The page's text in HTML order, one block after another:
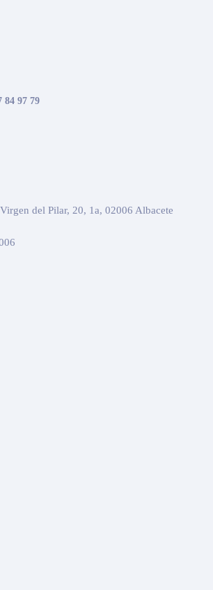
84 97 79
del Pilar, 20, 1a, 02006 Albacete